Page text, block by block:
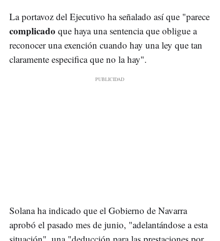
La portavoz del Ejecutivo ha señalado así que "parece
complicado que haya una sentencia que obligue a
reconocer una exención cuando hay una ley que tan
claramente especifica que no la hay".
Solana ha indicado que el Gobierno de Navarra
aprobó el pasado mes de junio, "adelantándose a esta